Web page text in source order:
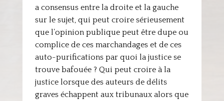
a consensus entre la droite et la gauche
sur le sujet, qui peut croire sérieusement
que l’opinion publique peut être dupe ou
complice de ces marchandages et de ces
auto-purifications par quoi la justice se
trouve bafouée ? Qui peut croire à la
justice lorsque des auteurs de délits
graves échappent aux tribunaux alors que